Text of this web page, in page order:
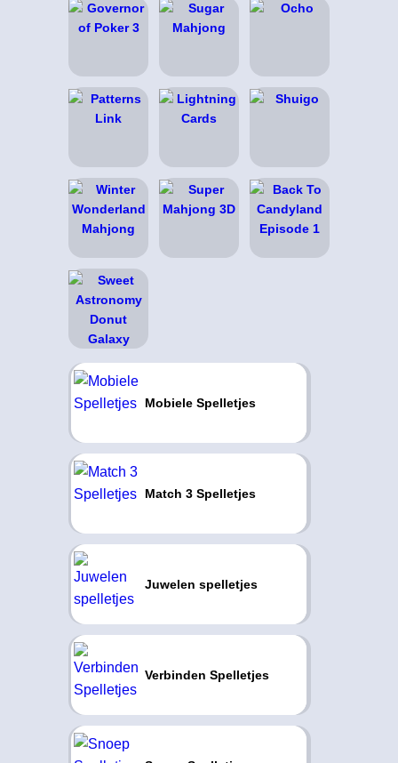
Mobiele Spelletjes
Match 3 Spelletjes
Juwelen spelletjes
Verbinden Spelletjes